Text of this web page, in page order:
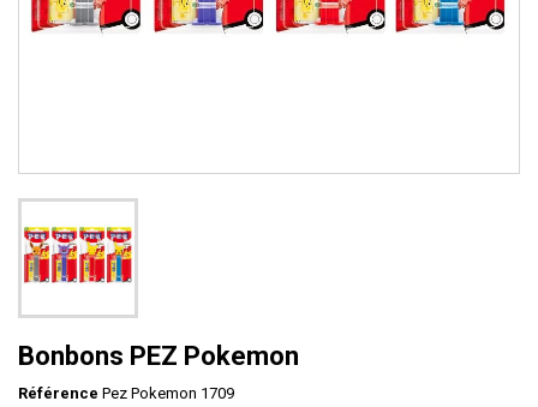
Bonbons PEZ Pokemon
Référence Pez Pokemon 1709